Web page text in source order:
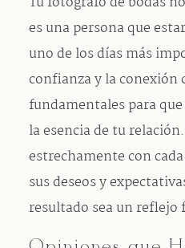
es una persona que
uno de los días más
confianza y la
fundamentales para
la esencia de tu
estrechamente con
sus deseos y
resultado sea un